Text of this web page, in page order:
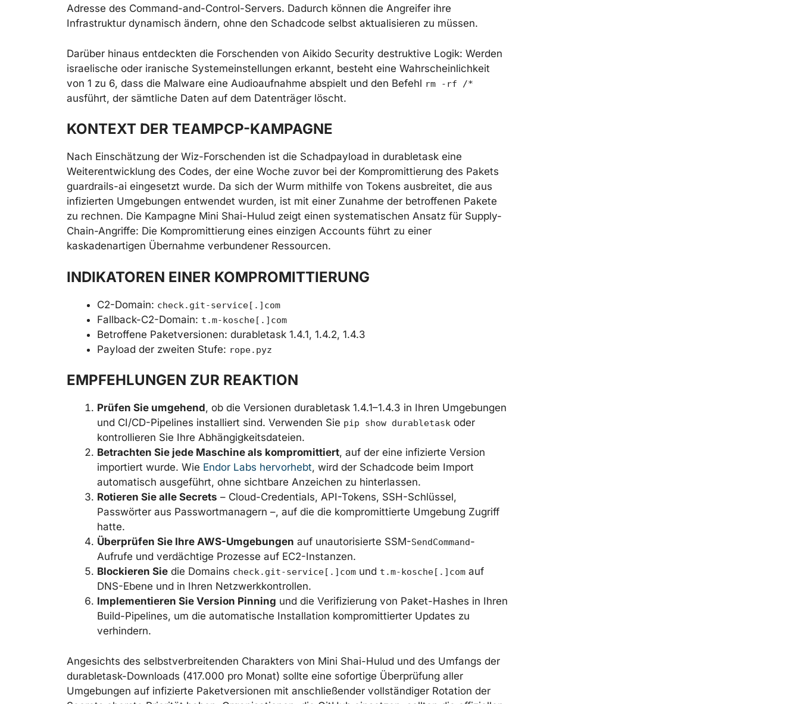
Adresse des Command-and-Control-Servers. Dadurch können die Angreifer ihre
Infrastruktur dynamisch ändern, ohne den Schadcode selbst aktualisieren zu müssen.
Darüber hinaus entdeckten die Forschenden von Aikido Security destruktive Logik: Werden
israelische oder iranische Systemeinstellungen erkannt, besteht eine Wahrscheinlichkeit
von 1 zu 6, dass die Malware eine Audioaufnahme abspielt und den Befehl rm -rf /*
ausführt, der sämtliche Daten auf dem Datenträger löscht.
KONTEXT DER TEAMPCP-KAMPAGNE
Nach Einschätzung der Wiz-Forschenden ist die Schadpayload in durabletask eine
Weiterentwicklung des Codes, der eine Woche zuvor bei der Kompromittierung des Pakets
guardrails-ai eingesetzt wurde. Da sich der Wurm mithilfe von Tokens ausbreitet, die aus
infizierten Umgebungen entwendet wurden, ist mit einer Zunahme der betroffenen Pakete
zu rechnen. Die Kampagne Mini Shai-Hulud zeigt einen systematischen Ansatz für Supply-
Chain-Angriffe: Die Kompromittierung eines einzigen Accounts führt zu einer
kaskadenartigen Übernahme verbundener Ressourcen.
INDIKATOREN EINER KOMPROMITTIERUNG
C2-Domain: check.git-service[.]com
Fallback-C2-Domain: t.m-kosche[.]com
Betroffene Paketversionen: durabletask 1.4.1, 1.4.2, 1.4.3
Payload der zweiten Stufe: rope.pyz
EMPFEHLUNGEN ZUR REAKTION
Prüfen Sie umgehend, ob die Versionen durabletask 1.4.1–1.4.3 in Ihren Umgebungen
und CI/CD-Pipelines installiert sind. Verwenden Sie pip show durabletask oder
kontrollieren Sie Ihre Abhängigkeitsdateien.
Betrachten Sie jede Maschine als kompromittiert, auf der eine infizierte Version
importiert wurde. Wie Endor Labs hervorhebt, wird der Schadcode beim Import
automatisch ausgeführt, ohne sichtbare Anzeichen zu hinterlassen.
Rotieren Sie alle Secrets – Cloud-Credentials, API-Tokens, SSH-Schlüssel,
Passwörter aus Passwortmanagern –, auf die die kompromittierte Umgebung Zugriff
hatte.
Überprüfen Sie Ihre AWS-Umgebungen auf unautorisierte SSM-SendCommand-
Aufrufe und verdächtige Prozesse auf EC2-Instanzen.
Blockieren Sie die Domains check.git-service[.]com und t.m-kosche[.]com auf
DNS-Ebene und in Ihren Netzwerkkontrollen.
Implementieren Sie Version Pinning und die Verifizierung von Paket-Hashes in Ihren
Build-Pipelines, um die automatische Installation kompromittierter Updates zu
verhindern.
Angesichts des selbstverbreitenden Charakters von Mini Shai-Hulud und des Umfangs der
durabletask-Downloads (417.000 pro Monat) sollte eine sofortige Überprüfung aller
Umgebungen auf infizierte Paketversionen mit anschließender vollständiger Rotation der